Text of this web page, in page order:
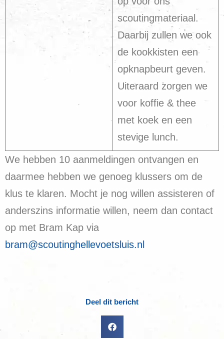
scoutingmateriaal.
Daarbij zullen we ook
de kookkisten een
opknapbeurt geven.
Uiteraard zorgen we
voor koffie & thee
met koek en een
stevige lunch.
We hebben 10 aanmeldingen ontvangen en
daarmee hebben we genoeg klussers om de
klus te klaren. Mocht je nog willen assisteren of
anderszins informatie willen, neem dan contact
op met Bram Kap via
bram@scoutinghellevoetsluis.nl
Deel dit bericht